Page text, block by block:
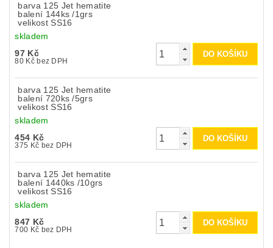
barva 125 Jet hematite
balení 144ks /1grs
velikost SS16
skladem
97 Kč
80 Kč bez DPH
barva 125 Jet hematite
balení 720ks /5grs
velikost SS16
skladem
454 Kč
375 Kč bez DPH
barva 125 Jet hematite
balení 1440ks /10grs
velikost SS16
skladem
847 Kč
700 Kč bez DPH